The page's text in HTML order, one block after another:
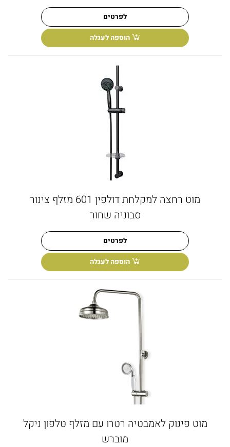
לפרטים
הוספה לעגלה
מוט רחצה למקלחת דולפין 601 מזלף צינור
סבוניה שחור
לפרטים
הוספה לעגלה
מוט פינוק לאמבטיה רטרו עם מזלף טלפון ניקל
מוברש